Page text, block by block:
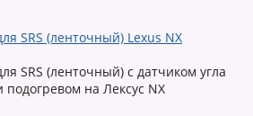
SRS (ленточный) Lexus NX
SRS (ленточный) с датчиком угла
подогревом на Лексус NX